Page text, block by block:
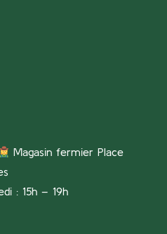
Magasin fermier Place
: 15h – 19h